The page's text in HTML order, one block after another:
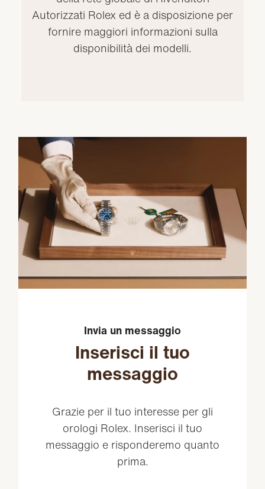
Autorizzati Rolex ed è a disposizione per
fornire maggiori informazioni sulla
disponibilità dei modelli.
Invia un messaggio
Inserisci il tuo
messaggio
Grazie per il tuo interesse per gli
orologi Rolex. Inserisci il tuo
messaggio e risponderemo quanto
prima.